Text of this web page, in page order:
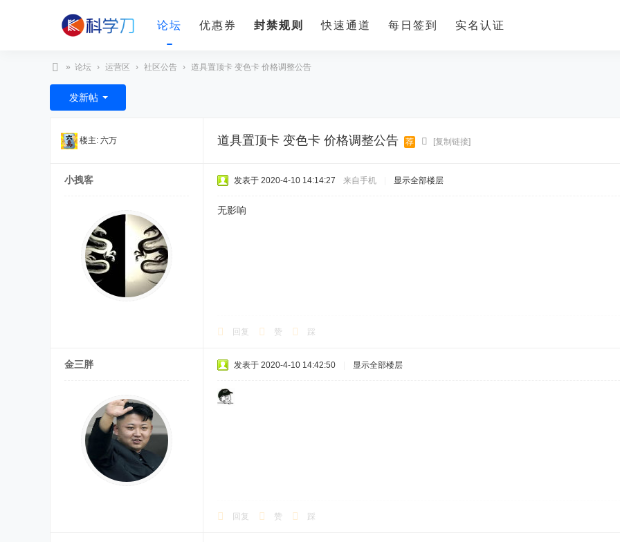
论坛 优惠券 封禁规则 快速通道 每日签到 实名认证
科
学
» 论坛 › 运营区 › 社区公告 › 道具置顶卡 变色卡 价格调整公告
发新帖
楼主: 六万 道具置顶卡 变色卡 价格调整公告 荐 [复制链接]
小拽客 发表于 2020-4-10 14:14:27 来自手机 显示全部楼层
无影响
回复 赞 踩
金三胖 发表于 2020-4-10 14:42:50 显示全部楼层
回复 赞 踩